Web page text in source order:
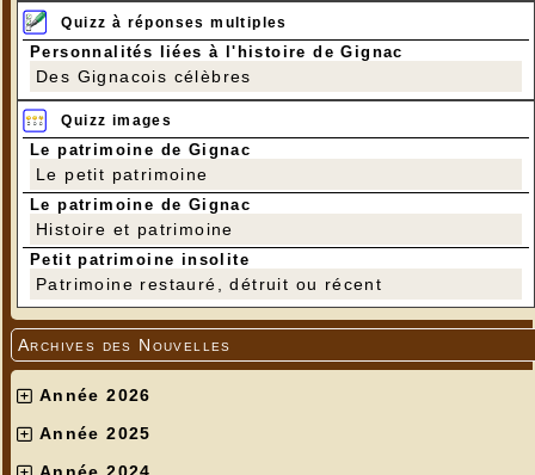
Quizz à réponses multiples
Personnalités liées à l'histoire de Gignac
Des Gignacois célèbres
Quizz images
Le patrimoine de Gignac
Le petit patrimoine
Le patrimoine de Gignac
Histoire et patrimoine
Petit patrimoine insolite
Patrimoine restauré, détruit ou récent
Archives des Nouvelles
Année 2026
Année 2025